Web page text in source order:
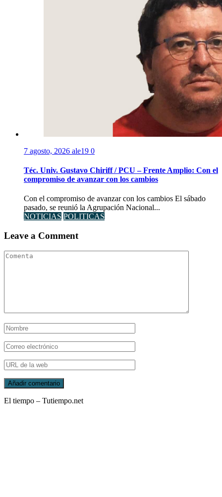
7 agosto, 2026 ale19 0
Téc. Univ. Gustavo Chiriff / PCU – Frente Amplio: Con el
compromiso de avanzar con los cambios
Con el compromiso de avanzar con los cambios El sábado
pasado, se reunió la Agrupación Nacional...
NOTICIAS POLITICAS
Leave a Comment
El tiempo – Tutiempo.net